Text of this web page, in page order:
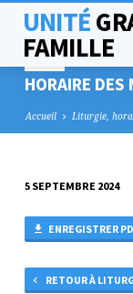
UNITÉ
FAMILLE
HORAIRE
Accueil Liturgie,
HORAIRE
DES
MESSES
–
5 SEPTEMBRE 2024
ENREGISTRER
RETOUR À